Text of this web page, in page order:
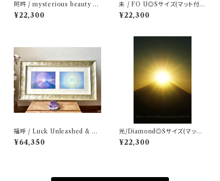
阿吽 / mysterious beauty ◎
Sサイズ(マット付き)
¥22,300
未 / FO U◎Sサイズ(マット付
き)
¥22,300
福呼 / Luck Unleashed & 幻
譜 / Prismatic Marvel ◎２連
(フレーム付き)
¥64,350
光/Diamond◎Sサイズ(マット
付き)
¥22,300